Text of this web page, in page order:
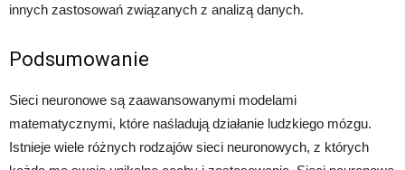
innych zastosowań związanych z analizą danych.
Podsumowanie
Sieci neuronowe są zaawansowanymi modelami
matematycznymi, które naśladują działanie ludzkiego mózgu.
Istnieje wiele różnych rodzajów sieci neuronowych, z których